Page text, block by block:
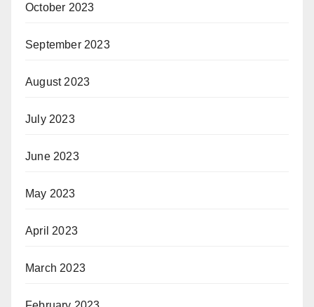
October 2023
September 2023
August 2023
July 2023
June 2023
May 2023
April 2023
March 2023